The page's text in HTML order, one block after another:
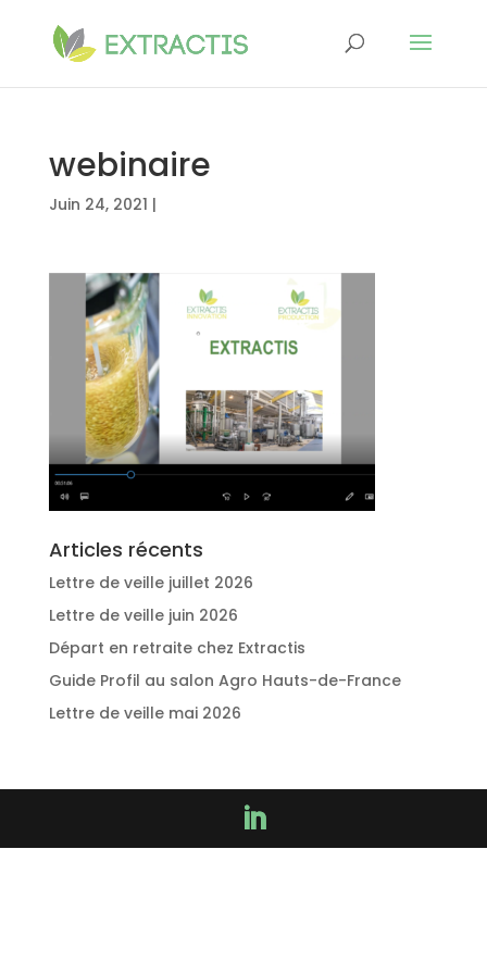
webinaire
Juin 24, 2021 |
Articles récents
Lettre de veille juillet 2026
Lettre de veille juin 2026
Départ en retraite chez Extractis
Guide Profil au salon Agro Hauts-de-France
Lettre de veille mai 2026